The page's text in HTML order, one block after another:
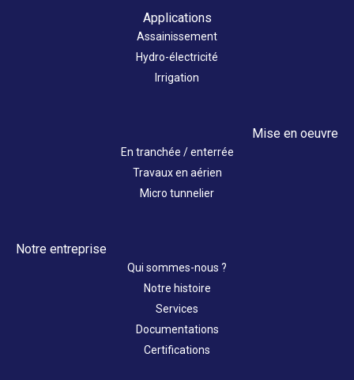
Applications
Assainissement
Hydro-électricité
Irrigation
Mise en oeuvre
En tranchée / enterrée
Travaux en aérien
Micro tunnelier
Notre entreprise
Qui sommes-nous ?
Notre histoire
Services
Documentations
Certifications